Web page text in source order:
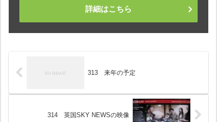
詳細はこちら
313 来年の予定
314 英国SKY NEWSの映像